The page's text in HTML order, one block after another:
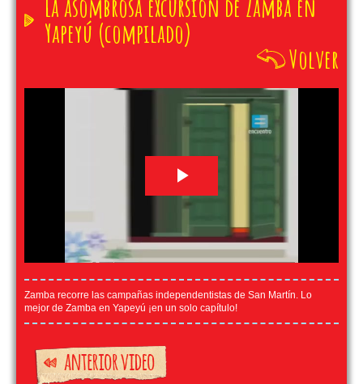
La asombrosa excursión de Zamba en
Yapeyú (compilado)
Volver
Zamba recorre las campañas independentistas de San Martín. Lo
mejor de Zamba en Yapeyú ¡en un solo capítulo!